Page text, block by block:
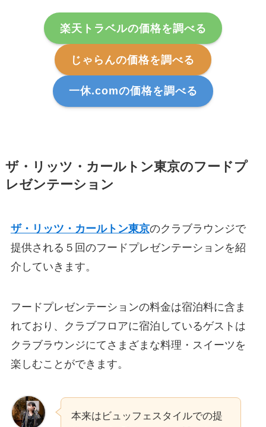
楽天トラベルの価格を調べる
じゃらんの価格を調べる
一休.comの価格を調べる
ザ・リッツ・カールトン東京のフードプ
レゼンテーション
ザ・リッツ・カールトン東京のクラブラウンジで
提供される５回のフードプレゼンテーションを紹
介していきます。
フードプレゼンテーションの料金は宿泊料に含ま
れており、クラブフロアに宿泊しているゲストは
クラブラウンジにてさまざまな料理・スイーツを
楽しむことができます。
本来はビュッフェスタイルでの提